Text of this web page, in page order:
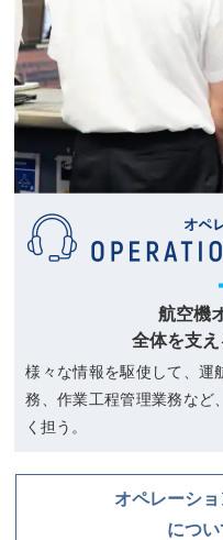
航空機
全体を支
様々な情報を駆使して、運
務、作業工程管理業務など
く担う。
オペレーシ
につ